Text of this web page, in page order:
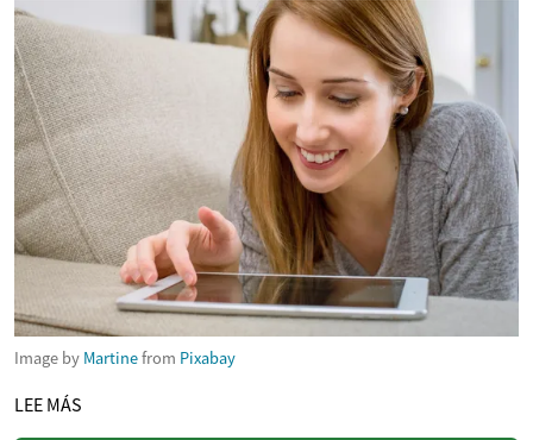
Image by Martinefrom Pixabay
LEE MÁS